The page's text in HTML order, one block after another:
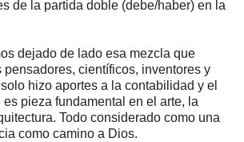
de la partida doble (debe/haber) en la
dejado de lado esa mezcla que
pensadores, científicos, inventores y
hizo aportes a la contabilidad y el
pieza fundamental en el arte, la
Todo considerado como una
como camino a Dios.